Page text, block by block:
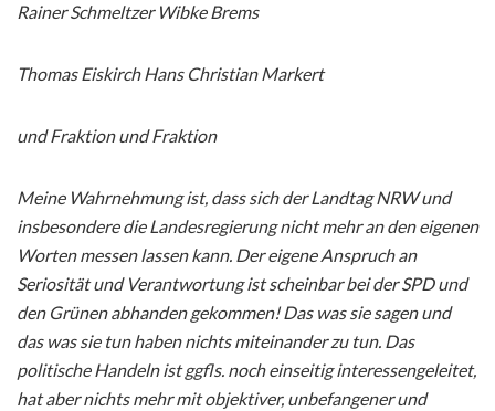
Rainer Schmeltzer Wibke Brems
Thomas Eiskirch Hans Christian Markert
und Fraktion und Fraktion
Meine Wahrnehmung ist, dass sich der Landtag NRW und
insbesondere die Landesregierung nicht mehr an den eigenen
Worten messen lassen kann. Der eigene Anspruch an
Seriosität und Verantwortung ist scheinbar bei der SPD und
den Grünen abhanden gekommen! Das was sie sagen und
das was sie tun haben nichts miteinander zu tun. Das
politische Handeln ist ggfls. noch einseitig interessengeleitet,
hat aber nichts mehr mit objektiver, unbefangener und